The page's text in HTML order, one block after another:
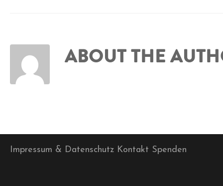
ABOUT THE
Impressum & Datenschutz Kontakt Spenden